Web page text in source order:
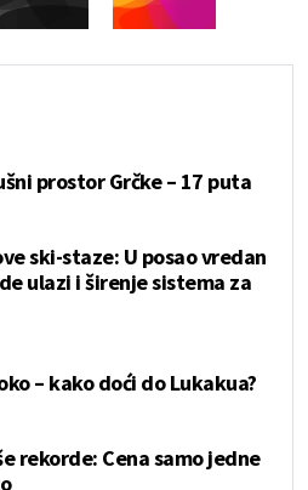
prostor Grčke – 17 puta
ski-staze: U posao vredan
ulazi i širenje sistema za
– kako doći do Lukakua?
rekorde: Cena samo jedne